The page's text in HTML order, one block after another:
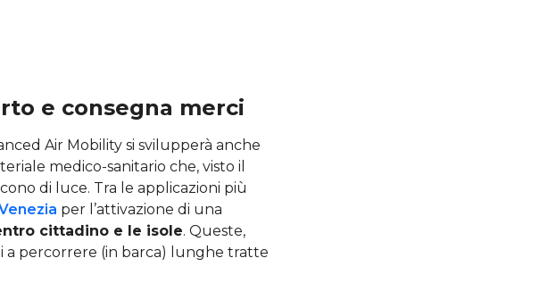
e consegna merci
Air Mobility si svilupperà anche
medico-sanitario che, visto il
di luce. Tra le applicazioni più
per l’attivazione di una
cittadino e le isole. Queste,
a percorrere (in barca) lunghe tratte